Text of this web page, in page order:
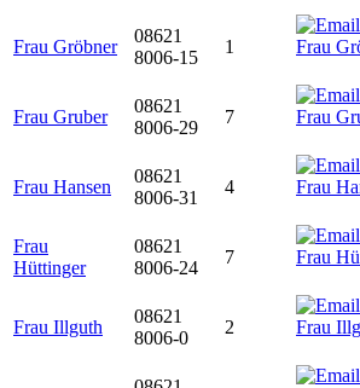
Frau Gröbner
08621
8006-15
1
Frau Gruber
08621
8006-29
7
Frau Hansen
08621
8006-31
4
Frau
Hüttinger
08621
8006-24
7
Frau Illguth
08621
8006-0
2